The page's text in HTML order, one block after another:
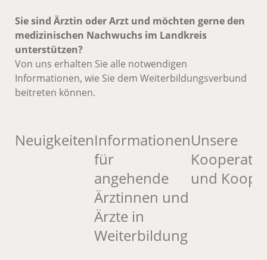
Sie sind Ärztin oder Arzt und möchten gerne den
medizinischen Nachwuchs im Landkreis
unterstützen?
Von uns erhalten Sie alle notwendigen
Informationen, wie Sie dem Weiterbildungsverbund
beitreten können.
NeuigkeitenInformationen
für
angehende
Ärztinnen und
Ärzte in
Weiterbildung
Unsere
und